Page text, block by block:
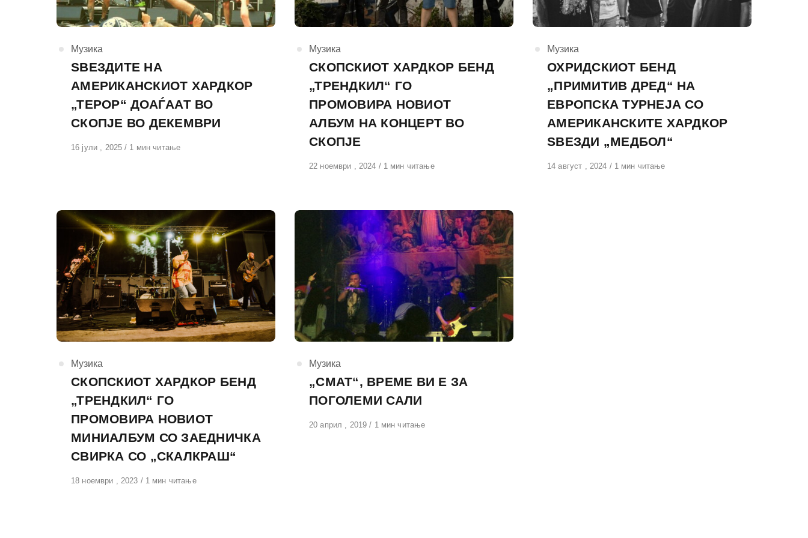
КАтегорија
Музика
ЅВЕЗДИТЕ НА
АМЕРИКАНСКИОТ ХАРДКОР
„ТЕРОР“ ДОАЃААТ ВО
СКОПЈЕ ВО ДЕКЕМВРИ
Објавено
16 јули , 2025 1 мин читање
КАтегорија
Музика
СКОПСКИОТ ХАРДКОР БЕНД
„ТРЕНДКИЛ“ ГО
ПРОМОВИРА НОВИОТ
АЛБУМ НА КОНЦЕРТ ВО
СКОПЈЕ
Објавено
22 ноември , 2024 1 мин читање
КАтегорија
Музика
ОХРИДСКИОТ БЕНД
„ПРИМИТИВ ДРЕД“ НА
ЕВРОПСКА ТУРНЕЈА СО
АМЕРИКАНСКИТЕ ХАРДКОР
ЅВЕЗДИ „МЕДБОЛ“
Објавено
14 август , 2024 1 мин читање
КАтегорија
Музика
СКОПСКИОТ ХАРДКОР БЕНД
„ТРЕНДКИЛ“ ГО
ПРОМОВИРА НОВИОТ
МИНИАЛБУМ СО ЗАЕДНИЧКА
СВИРКА СО „СКАЛКРАШ“
Објавено
18 ноември , 2023 1 мин читање
КАтегорија
Музика
„СМАТ“, ВРЕМЕ ВИ Е ЗА
ПОГОЛЕМИ САЛИ
Објавено
20 април , 2019 1 мин читање